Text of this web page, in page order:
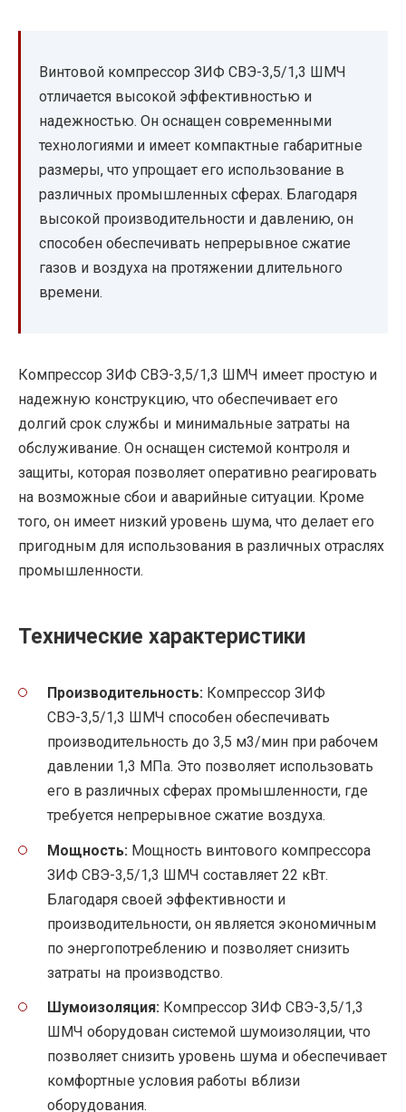
Винтовой компрессор ЗИФ СВЭ-3,5/1,3 ШМЧ
отличается высокой эффективностью и
надежностью. Он оснащен современными
технологиями и имеет компактные габаритные
размеры, что упрощает его использование в
различных промышленных сферах. Благодаря
высокой производительности и давлению, он
способен обеспечивать непрерывное сжатие
газов и воздуха на протяжении длительного
времени.
Компрессор ЗИФ СВЭ-3,5/1,3 ШМЧ имеет простую и
надежную конструкцию, что обеспечивает его
долгий срок службы и минимальные затраты на
обслуживание. Он оснащен системой контроля и
защиты, которая позволяет оперативно реагировать
на возможные сбои и аварийные ситуации. Кроме
того, он имеет низкий уровень шума, что делает его
пригодным для использования в различных отраслях
промышленности.
Технические характеристики
Производительность: Компрессор ЗИФ
СВЭ-3,5/1,3 ШМЧ способен обеспечивать
производительность до 3,5 м3/мин при рабочем
давлении 1,3 МПа. Это позволяет использовать
его в различных сферах промышленности, где
требуется непрерывное сжатие воздуха.
Мощность: Мощность винтового компрессора
ЗИФ СВЭ-3,5/1,3 ШМЧ составляет 22 кВт.
Благодаря своей эффективности и
производительности, он является экономичным
по энергопотреблению и позволяет снизить
затраты на производство.
Шумоизоляция: Компрессор ЗИФ СВЭ-3,5/1,3
ШМЧ оборудован системой шумоизоляции, что
позволяет снизить уровень шума и обеспечивает
комфортные условия работы вблизи
оборудования.